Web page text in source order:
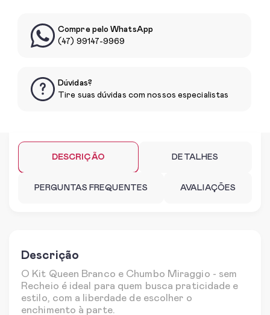
Compre pelo WhatsApp
(47) 99147-9969
Dúvidas?
Tire suas dúvidas com nossos especialistas
DESCRIÇÃO DETALHES
PERGUNTAS FREQUENTES AVALIAÇÕES
Descrição
O Kit Queen Branco e Chumbo Miraggio - sem
Recheio é ideal para quem busca praticidade e
estilo, com a liberdade de escolher o
enchimento à parte.